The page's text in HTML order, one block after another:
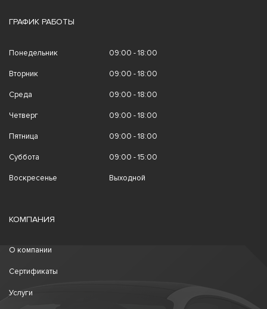
ГРАФИК РАБОТЫ
Понедельник 09:00 - 18:00
Вторник 09:00 - 18:00
Среда 09:00 - 18:00
Четверг 09:00 - 18:00
Пятница 09:00 - 18:00
Суббота 09:00 - 15:00
Воскресенье Выходной
КОМПАНИЯ
О компании
Сертификаты
Услуги